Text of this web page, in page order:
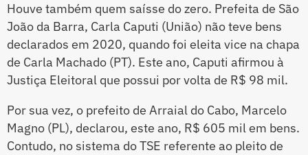
Houve também quem saísse do zero. Prefeita de São
João da Barra, Carla Caputi (União) não teve bens
declarados em 2020, quando foi eleita vice na chapa
de Carla Machado (PT). Este ano, Caputi afirmou à
Justiça Eleitoral que possui por volta de R$ 98 mil.
Por sua vez, o prefeito de Arraial do Cabo, Marcelo
Magno (PL), declarou, este ano, R$ 605 mil em bens.
Contudo, no sistema do TSE referente ao pleito de